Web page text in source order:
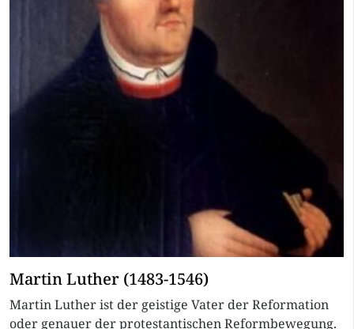
Martin Luther (1483-1546)
Martin Luther ist der geistige Vater der Reformation
oder genauer der protestantischen Reformbewegung.